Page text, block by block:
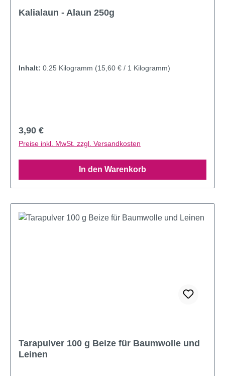
Kalialaun - Alaun 250g
Inhalt: 0.25 Kilogramm (15,60 € / 1 Kilogramm)
Regulärer Preis:
3,90 €
Preise inkl. MwSt. zzgl. Versandkosten
In den Warenkorb
Tarapulver 100 g Beize für Baumwolle und
Leinen